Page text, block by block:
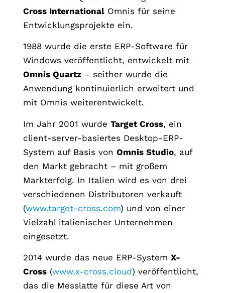
Cross InternationalOmnis für seine
Entwicklungsprojekte ein.
1988 wurde die erste ERP-Software für
Windows veröffentlicht, entwickelt mit
Omnis Quartz– seither wurde die
Anwendung kontinuierlich erweitert und
mit Omnis weiterentwickelt.
Im Jahr 2001 wurde Target Cross, ein
client-server-basiertes Desktop-ERP-
System auf Basis von Omnis Studio, auf
den Markt gebracht – mit großem
Markterfolg. In Italien wird es von drei
verschiedenen Distributoren verkauft
(www.target-cross.com) und von einer
Vielzahl italienischer Unternehmen
eingesetzt.
2014 wurde das neue ERP-System X-
Cross(www.x-cross.cloud) veröffentlicht,
das die Messlatte für diese Art von